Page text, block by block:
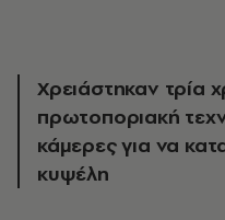
Χρειάστηκαν τρία
πρωτοποριακή
κάμερες για να
κυψέλη